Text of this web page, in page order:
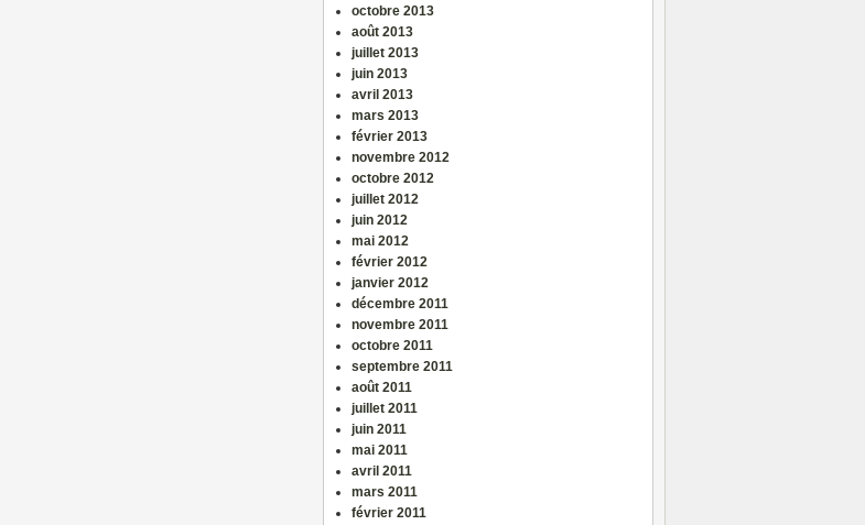
octobre 2013
août 2013
juillet 2013
juin 2013
avril 2013
mars 2013
février 2013
novembre 2012
octobre 2012
juillet 2012
juin 2012
mai 2012
février 2012
janvier 2012
décembre 2011
novembre 2011
octobre 2011
septembre 2011
août 2011
juillet 2011
juin 2011
mai 2011
avril 2011
mars 2011
février 2011